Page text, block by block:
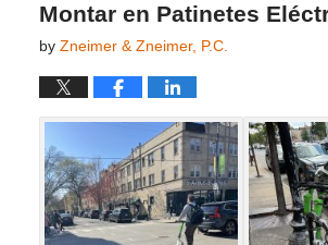
Montar en Patinetes
by Zneimer & Zneimer, P.C.